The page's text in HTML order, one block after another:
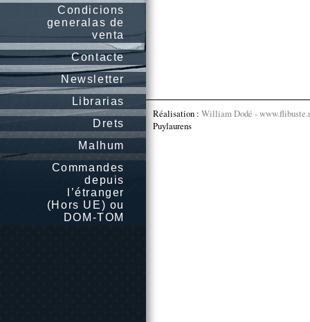
Condicions
generalas de
venta
Contacte
Newsletter
Librarias
Drets
Malhum
Commandes
depuis
l’étranger
(Hors UE) ou
DOM-TOM
Réalisation : William Dodé -
Puylaurens